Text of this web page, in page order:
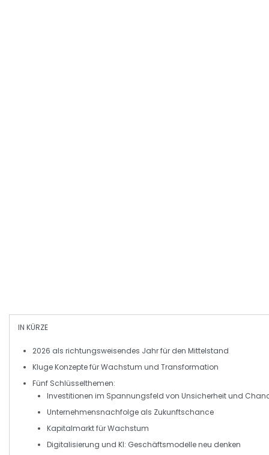
IN KÜRZE
2026 als richtungsweisendes Jahr für den Mittelstand
Kluge Konzepte fürWachstum und Transformation
Fünf Schlüsselthemen:
Investitionen im Spannungsfeld von Unsicherheit und
Unternehmensnachfolge als Zukunftschance
Kapitalmarktfür Wachstum
Digitalisierung und KI: Geschäftsmodelle neu denken